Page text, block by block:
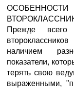
Прежде
наличием
показатели,
терять свою
выраженными,